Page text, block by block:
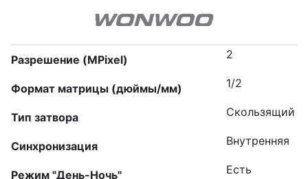
Разрешение (MPixel) 2
Формат матрицы (дюймы/мм) 1/2
Тип затвора Скользящий
Синхронизация Внутренняя
Режим "День-Ночь" Есть